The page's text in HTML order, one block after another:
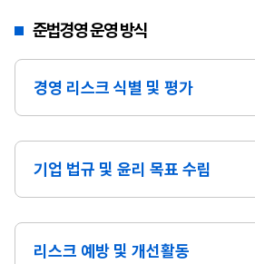
준법경영 운영 방식
경영 리스크 식별 및 평가
기업 법규 및 윤리 목표 수립
리스크 예방 및 개선활동